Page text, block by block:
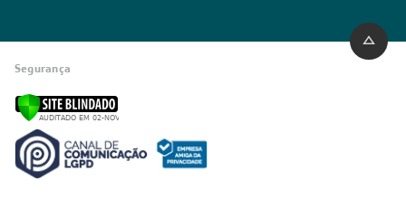
Segurança